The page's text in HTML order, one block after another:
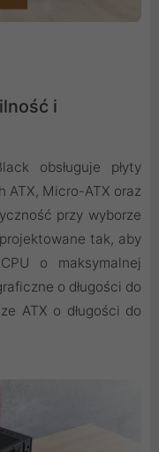
i
obsługuje płyty
ATX, Micro-ATX oraz
przy wyborze
tak, aby
o maksymalnej
o długości do
ATX o długości do